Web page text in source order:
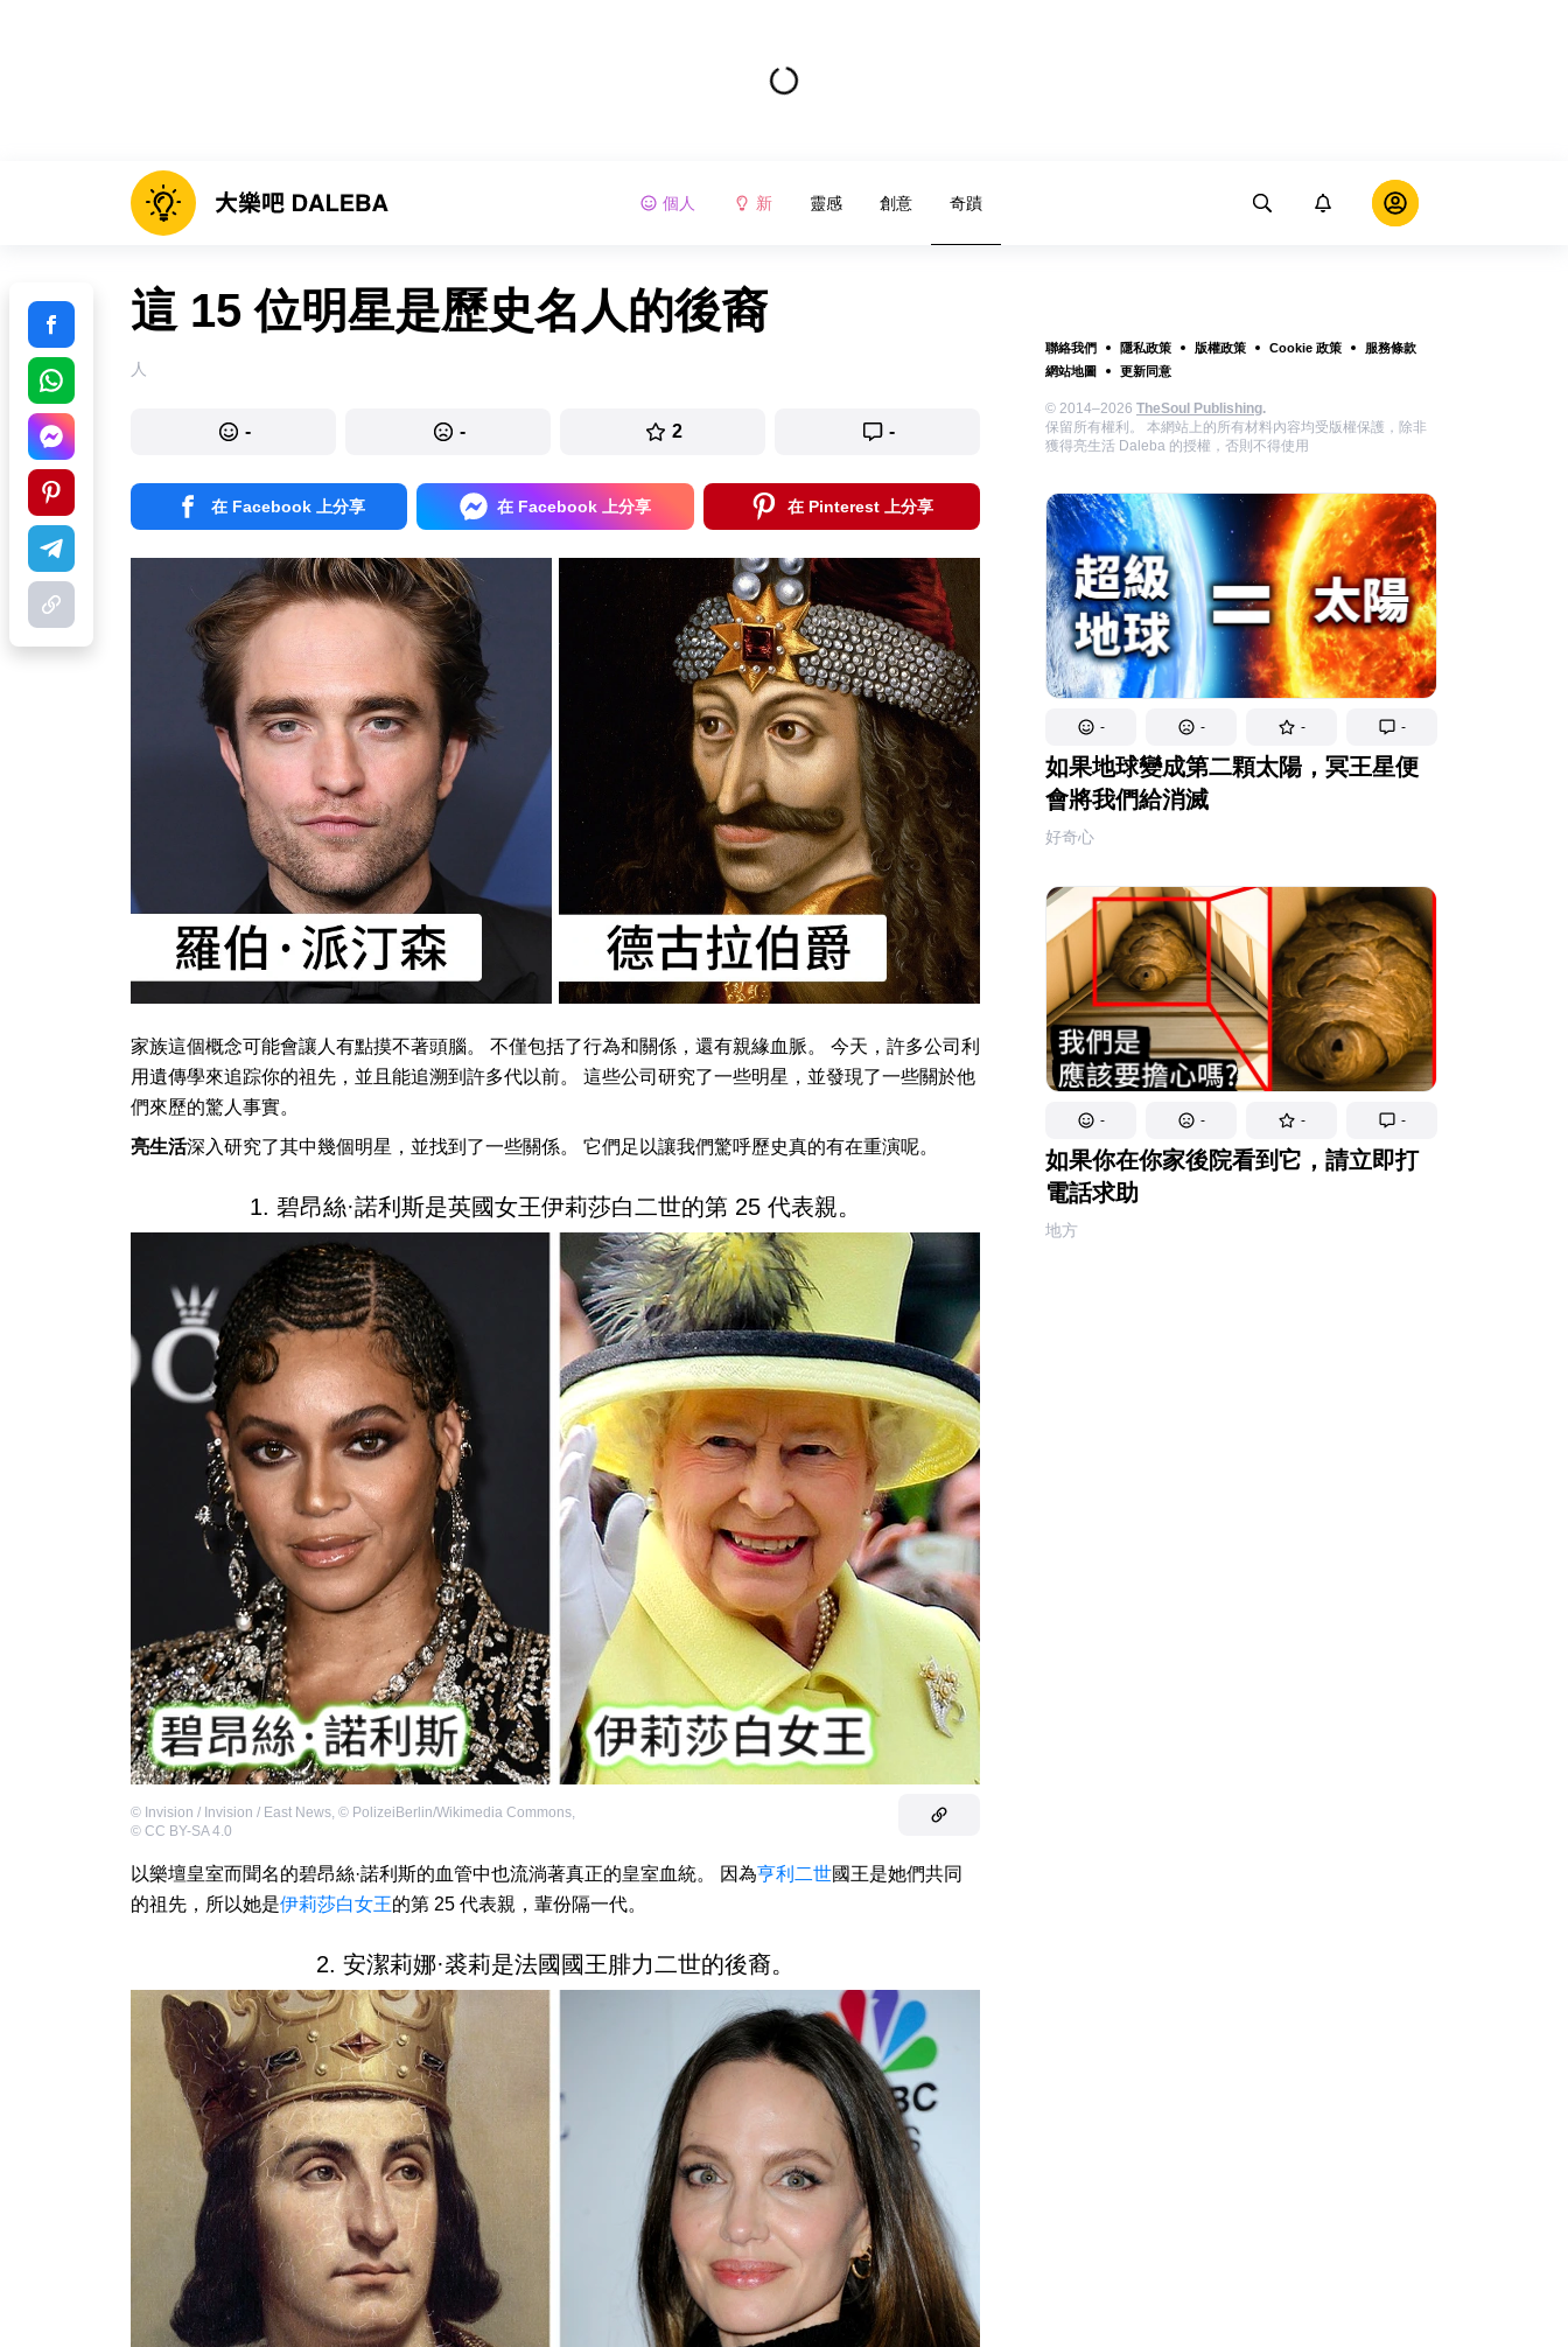
個人 新 靈感 創意 奇蹟
聯絡我們 隱私政策 版權政策 Cookie 政策
服務條款
網站地圖
更新同意
© 2014–2026 TheSoul Publishing.
保留所有權利。 本網站上的所有材料內容均受版權保護，除非
獲得亮生活 Daleba 的授權，否則不得使用
- - - -
如果地球變成第二顆太陽，冥王星便
會將我們給消滅
好奇心
- - - -
如果你在你家後院看到它，請立即打
電話求助
地方
這 15 位明星是歷史名人的後裔
人
- - 2 -
在 Facebook 上分享 在 Facebook 上分享 在 Pinterest 上分享
家族這個概念可能會讓人有點摸不著頭腦。 不僅包括了行為和關係，還有親緣血脈。 今天，許多公司利
用遺傳學來追踪你的祖先，並且能追溯到許多代以前。 這些公司研究了一些明星，並發現了一些關於他
們來歷的驚人事實。
亮生活深入研究了其中幾個明星，並找到了一些關係。 它們足以讓我們驚呼歷史真的有在重演呢。
1. 碧昂絲·諾利斯是英國女王伊莉莎白二世的第 25 代表親。
© Invision / Invision / East News, © PolizeiBerlin/Wikimedia Commons,
© CC BY-SA 4.0
以樂壇皇室而聞名的碧昂絲·諾利斯的血管中也流淌著真正的皇室血統。 因為亨利二世國王是她們共同
的祖先，所以她是伊莉莎白女王的第 25 代表親，輩份隔一代。
2. 安潔莉娜·裘莉是法國國王腓力二世的後裔。